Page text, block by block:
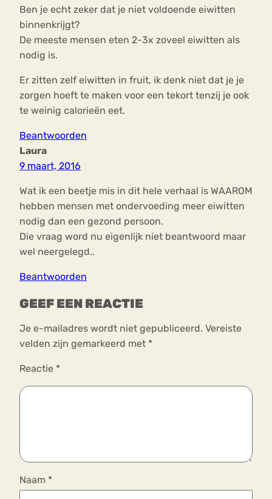
Ben je echt zeker dat je niet voldoende eiwitten
binnenkrijgt?
De meeste mensen eten 2-3x zoveel eiwitten als
nodig is.
Er zitten zelf eiwitten in fruit, ik denk niet dat je je
zorgen hoeft te maken voor een tekort tenzij je ook
te weinig calorieën eet.
Beantwoorden
Laura
9 maart, 2016
Wat ik een beetje mis in dit hele verhaal is WAAROM
hebben mensen met ondervoeding meer eiwitten
nodig dan een gezond persoon.
Die vraag word nu eigenlijk niet beantwoord maar
wel neergelegd..
Beantwoorden
GEEF EEN REACTIE
Je e-mailadres wordt niet gepubliceerd. Vereiste
velden zijn gemarkeerd met *
Reactie *
Naam *